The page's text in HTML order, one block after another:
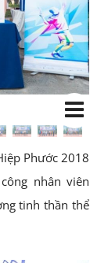
Phước 2018
nhân viên
tinh thần thể